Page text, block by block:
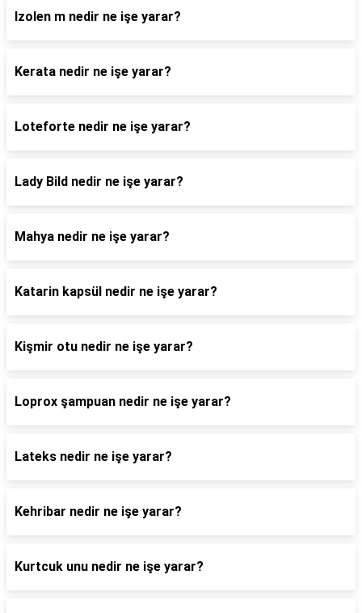
Izolen m nedir ne işe yarar?
Kerata nedir ne işe yarar?
Loteforte nedir ne işe yarar?
Lady Bild nedir ne işe yarar?
Mahya nedir ne işe yarar?
Katarin kapsül nedir ne işe yarar?
Kişmir otu nedir ne işe yarar?
Loprox şampuan nedir ne işe yarar?
Lateks nedir ne işe yarar?
Kehribar nedir ne işe yarar?
Kurtcuk unu nedir ne işe yarar?